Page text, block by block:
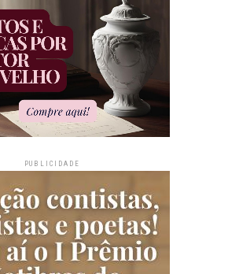
PUBLICIDADE